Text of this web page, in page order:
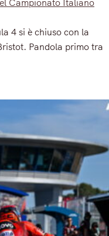
Campionato Italiano
4 si è chiuso con la
Pandola primo tra